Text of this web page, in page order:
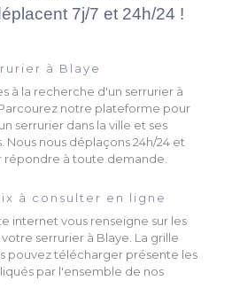
7j/7 et 24h/24 !
à Blaye
à la recherche d'un serrurier à
notre plateforme pour
serrurier dans la ville et ses
Nous nous déplaçons 24h/24 et
répondre à toute demande.
à consulter en ligne
internet vous renseigne sur les
serrurier à Blaye. La grille
pouvez télécharger présente les
par l'ensemble de nos